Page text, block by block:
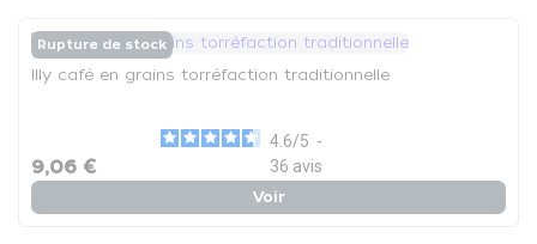
Rupture de stock
Illy café en grains torréfaction traditionnelle
4.6/5 -
36 avis
9,06 €
Voir